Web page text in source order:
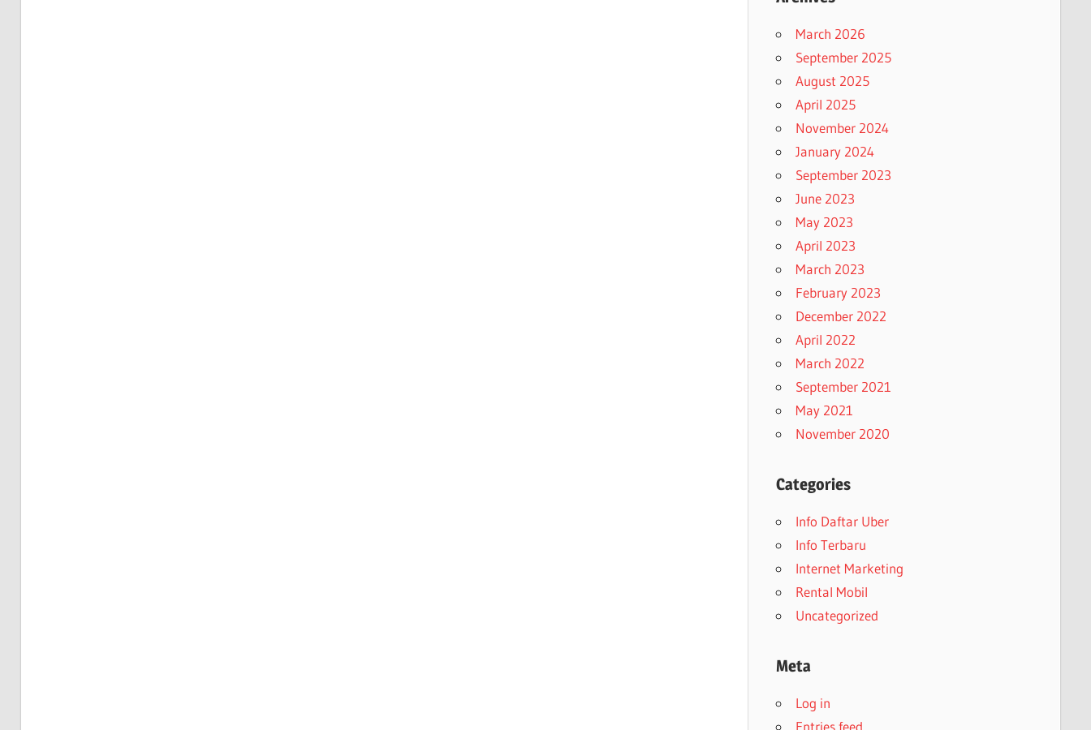
March 2026
September 2025
August 2025
April 2025
November 2024
January 2024
September 2023
June 2023
May 2023
April 2023
March 2023
February 2023
December 2022
April 2022
March 2022
September 2021
May 2021
November 2020
Categories
Info Daftar Uber
Info Terbaru
Internet Marketing
Rental Mobil
Uncategorized
Meta
Log in
Entries feed